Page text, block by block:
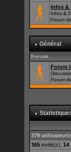
Infos &
Infos &
Forum
Général
Forum
Forum
Forum
379
365 invité(s),14